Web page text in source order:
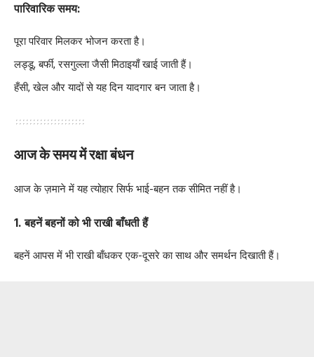
पारिवारिक समय:
पूरा परिवार मिलकर भोजन करता है।
लड्डू, बर्फी, रसगुल्ला जैसी मिठाइयाँ खाई जाती हैं।
हँसी, खेल और यादों से यह दिन यादगार बन जाता है।
आज के समय में रक्षा बंधन
आज के ज़माने में यह त्योहार सिर्फ भाई-बहन तक सीमित नहीं है।
1. बहनें बहनों को भी राखी बाँधती हैं
बहनें आपस में भी राखी बाँधकर एक-दूसरे का साथ और समर्थन दिखाती हैं।